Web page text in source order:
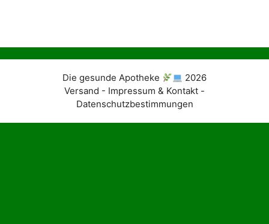
Die gesunde Apotheke
2026
Versand - Impressum & Kontakt -
Datenschutzbestimmungen